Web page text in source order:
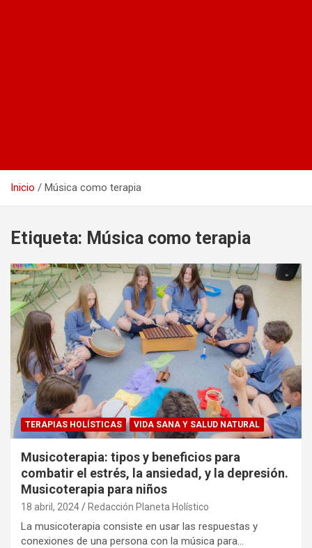
Inicio Música como terapia
Etiqueta: Música como terapia
TERAPIAS HOLÍSTICAS VIDA SANA Y SALUD NATURAL
Musicoterapia: tipos y beneficios para
combatir el estrés, la ansiedad, y la depresión.
Musicoterapia para niños
18 abril, 2024 Redacción Planeta Holístico
La musicoterapia consiste en usar las respuestas y
conexiones de una persona con la música para…